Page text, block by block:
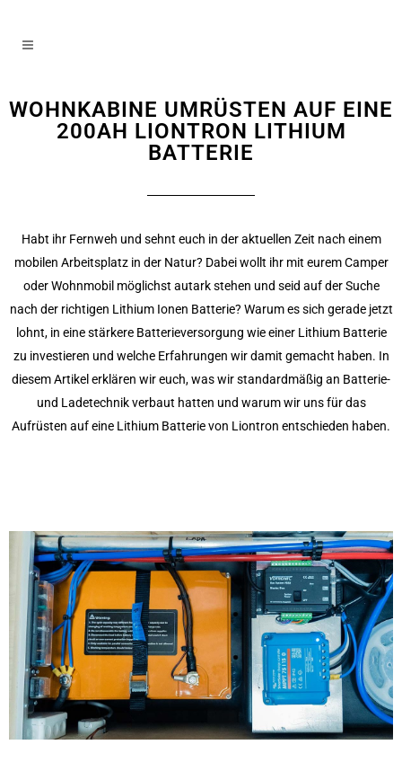
WOHNKABINE UMRÜSTEN AUF EINE
200AH LIONTRON LITHIUM
BATTERIE
Habt ihr Fernweh und sehnt euch in der aktuellen Zeit nach einem
mobilen Arbeitsplatz in der Natur? Dabei wollt ihr mit eurem Camper
oder Wohnmobil möglichst autark stehen und seid auf der Suche
nach der richtigen Lithium Ionen Batterie? Warum es sich gerade jetzt
lohnt, in eine stärkere Batterieversorgung wie einer Lithium Batterie
zu investieren und welche Erfahrungen wir damit gemacht haben. In
diesem Artikel erklären wir euch, was wir standardmäßig an Batterie-
und Ladetechnik verbaut hatten und warum wir uns für das
Aufrüsten auf eine Lithium Batterie von Liontron entschieden haben.